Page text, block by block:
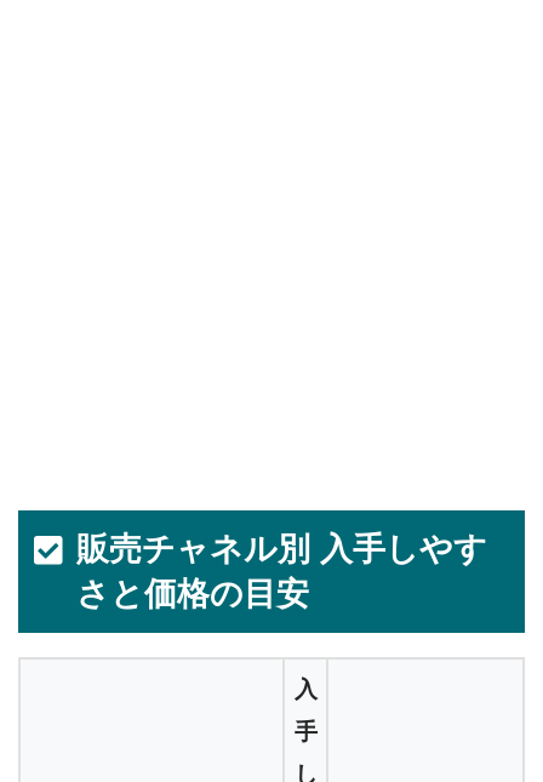
販売チャネル別 入手しやす
さと価格の目安
入
手
し